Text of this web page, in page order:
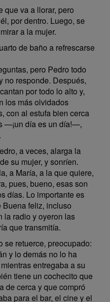
que va a llorar, pero
por dentro. Luego, se
a la mujer.
de baño a refrescarse
pero Pedro todo
no responde. Después,
por todo lo alto y,
los más olvidados
con al estufa bien cerca
—¡un día es un día!—,
a veces, alarga la
su mujer, y sonríen.
a María, a la que quiere,
pues, bueno, esas son
días. Lo importante es
feliz, incluso
la radio y oyeron las
que transmitía.
se retuerce, preocupado:
y lo demás no lo ha
entregaba a su
tiene un cochecito que
de cerca y que compró
para el bar, el cine y el